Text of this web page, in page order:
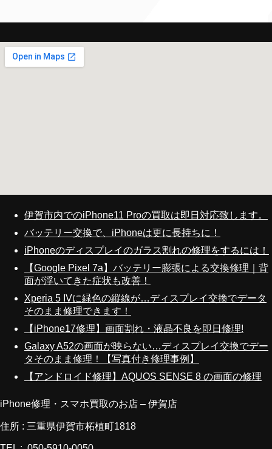
伊賀市内でのiPhone11 Proの買取は即日対応致します。
バッテリー交換で、iPhoneは更に長持ちに！
iPhoneのディスプレイのガラス割れの修理をするには！
【Google Pixel 7a】バッテリー膨張による交換修理｜背
面が浮いてきた症状も改善！
Xperia 5 IVに緑色の縦線が…ディスプレイ交換でデータ
そのまま修理できます！
【iPhone17修理】画面割れ・液晶不良を即日修理!
Galaxy A52の画面が映らない…ディスプレイ交換でデー
タそのまま修理！【写真付き修理事例】
【アンドロイド修理】AQUOS SENSE 8 の画面の修理
iPhone修理・スマホ買取のお店 – 伊賀店
住所 : 三重県伊賀市柘植町1818